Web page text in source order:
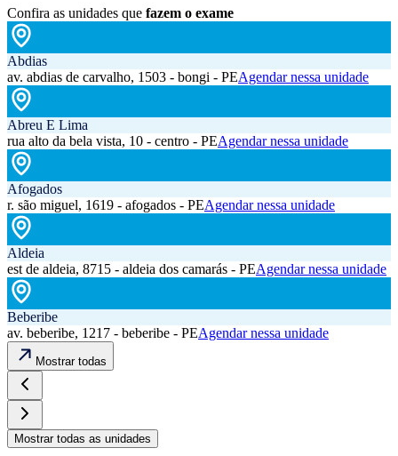
Confira as unidades que fazem o exame
Abdias
av. abdias de carvalho, 1503 - bongi - PEAgendar nessa unidade
Abreu E Lima
rua alto da bela vista, 10 - centro - PEAgendar nessa unidade
Afogados
r. são miguel, 1619 - afogados - PEAgendar nessa unidade
Aldeia
est de aldeia, 8715 - aldeia dos camarás - PEAgendar nessa unidade
Beberibe
av. beberibe, 1217 - beberibe - PEAgendar nessa unidade
Mostrar todas
Mostrar todas as unidades